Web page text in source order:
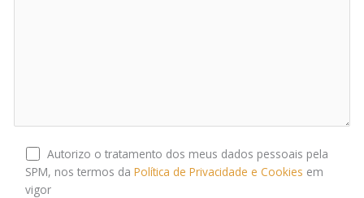
Autorizo o tratamento dos meus dados pessoais pela
SPM, nos termos daPolítica de Privacidade e Cookies em
vigor